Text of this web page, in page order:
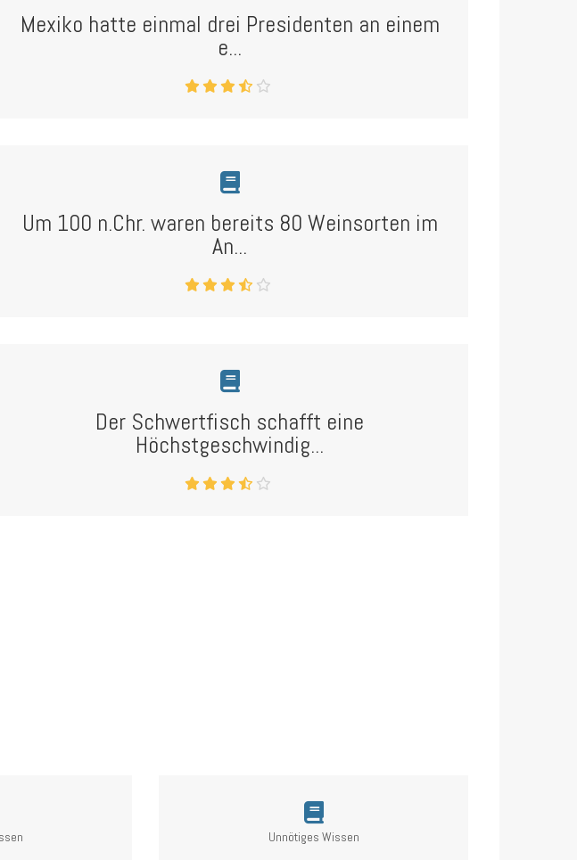
Mexiko hatte einmal drei Presidenten an einem
e...
Um 100 n.Chr. waren bereits 80 Weinsorten im
An...
Der Schwertfisch schafft eine
Höchstgeschwindig...
Unnötiges Wissen